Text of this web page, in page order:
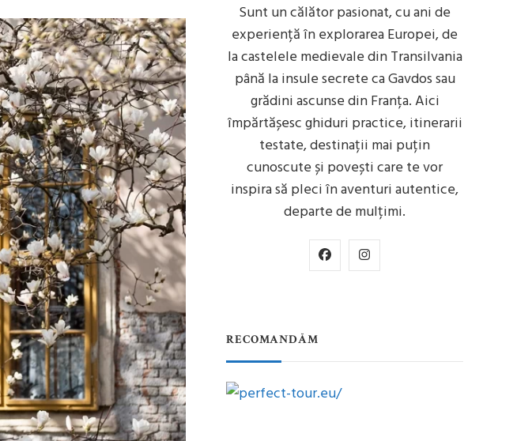
Sunt un călător pasionat, cu ani de
experiență în explorarea Europei, de
la castelele medievale din Transilvania
până la insule secrete ca Gavdos sau
grădini ascunse din Franța. Aici
împărtășesc ghiduri practice, itinerarii
testate, destinații mai puțin
cunoscute și povești care te vor
inspira să pleci în aventuri autentice,
departe de mulțimi.
RECOMANDĂM